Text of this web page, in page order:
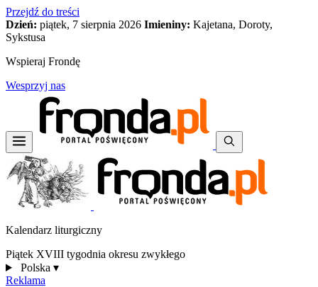
Przejdź do treści
Dzień: piątek, 7 sierpnia 2026 Imieniny: Kajetana, Doroty,
Sykstusa
Wspieraj Frondę
Wesprzyj nas
Kalendarz liturgiczny
Piątek XVIII tygodnia okresu zwykłego
Polska ▾
Reklama